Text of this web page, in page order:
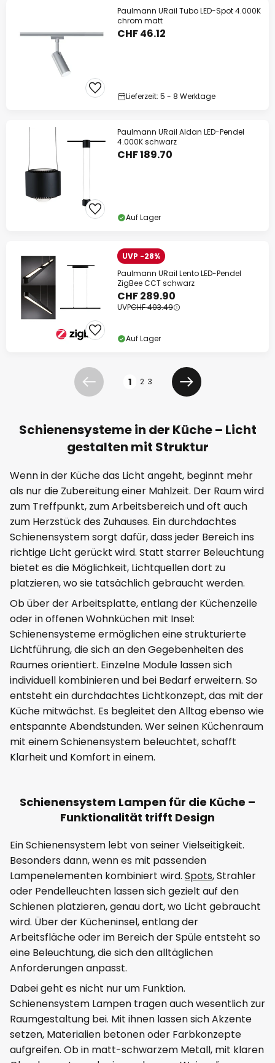
Paulmann URail Tubo LED-Spot 4.000K
chrom matt
CHF 46.12
Lieferzeit: 5 - 8 Werktage
Paulmann URail Aldan LED-Pendel
4.000K schwarz
CHF 189.70
Auf Lager
UVP -28%
Paulmann URail Lento LED-Pendel
ZigBee CCT schwarz
CHF 289.90
UVPCHF 403.49
Auf Lager
Zurück 1 2 3
Weiter
Schienensysteme in der Küche – Licht
gestalten mit Struktur
Wenn in der Küche das Licht angeht, beginnt mehr
als nur die Zubereitung einer Mahlzeit. Der Raum wird
zum Treffpunkt, zum Arbeitsbereich und oft auch
zum Herzstück des Zuhauses. Ein durchdachtes
Schienensystem sorgt dafür, dass jeder Bereich ins
richtige Licht gerückt wird. Statt starrer Beleuchtung
bietet es die Möglichkeit, Lichtquellen dort zu
platzieren, wo sie tatsächlich gebraucht werden.
Ob über der Arbeitsplatte, entlang der Küchenzeile
oder in offenen Wohnküchen mit Insel:
Schienensysteme ermöglichen eine strukturierte
Lichtführung, die sich an den Gegebenheiten des
Raumes orientiert. Einzelne Module lassen sich
individuell kombinieren und bei Bedarf erweitern. So
entsteht ein durchdachtes Lichtkonzept, das mit der
Küche mitwächst. Es begleitet den Alltag ebenso wie
entspannte Abendstunden. Wer seinen Küchenraum
mit einem Schienensystem beleuchtet, schafft
Klarheit und Komfort in einem.
Schienensystem Lampen für die Küche –
Funktionalität trifft Design
Ein Schienensystem lebt von seiner Vielseitigkeit.
Besonders dann, wenn es mit passenden
Lampenelementen kombiniert wird. Spots, Strahler
oder Pendelleuchten lassen sich gezielt auf den
Schienen platzieren, genau dort, wo Licht gebraucht
wird. Über der Kücheninsel, entlang der
Arbeitsfläche oder im Bereich der Spüle entsteht so
eine Beleuchtung, die sich den alltäglichen
Anforderungen anpasst.
Dabei geht es nicht nur um Funktion.
Schienensystem Lampen tragen auch wesentlich zur
Raumgestaltung bei. Mit ihnen lassen sich Akzente
setzen, Materialien betonen oder Farbkonzepte
aufgreifen. Ob in matt-schwarzem Metall, mit klaren